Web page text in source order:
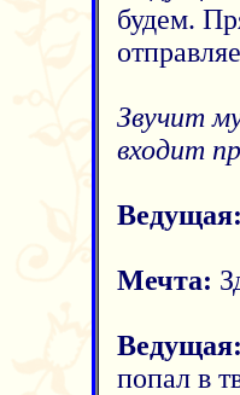
будем.
Звучит
входит
Ведущая:
Мечта:
Ведущая:
попал в